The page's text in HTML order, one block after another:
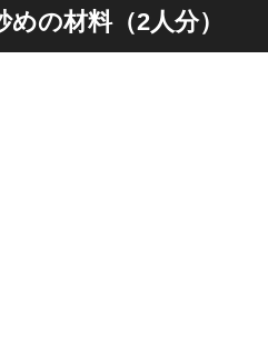
の材料（2人分）